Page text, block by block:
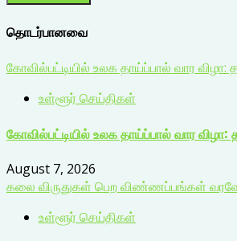
தொடர்பானவை
கோவில்பட்டியில் உலக தாய்ப்பால் வார விழா:
உள்ளூர் செய்திகள்
கோவில்பட்டியில் உலக தாய்ப்பால் வார விழா:
August 7, 2026
கலை விருதுகள் பெற விண்ணப்பங்கள்
உள்ளூர் செய்திகள்